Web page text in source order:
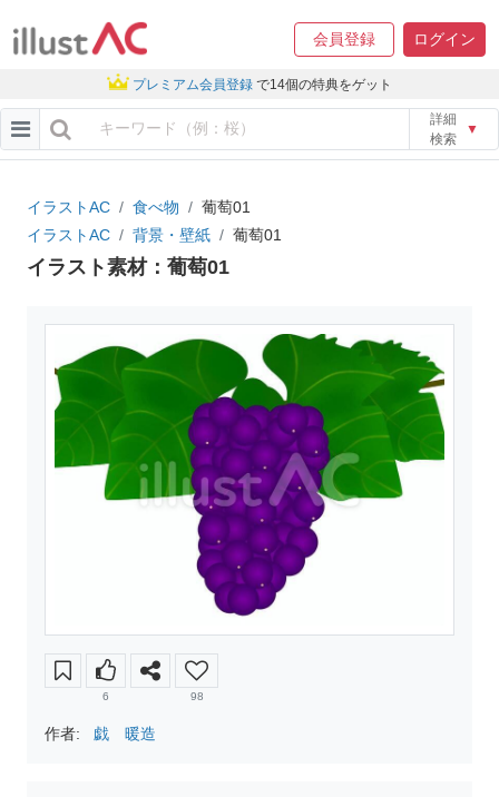
会員登録 ログイン
プレミアム会員登録 で14個の特典をゲット
詳細
検索
▼
イラストAC 食べ物
葡萄01
イラストAC
背景・壁紙 葡萄01
イラスト素材：葡萄01
6 98
作者: 戯 暖造